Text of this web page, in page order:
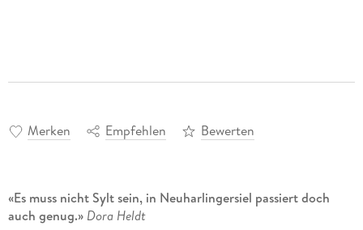
Merken Empfehlen Bewerten
«Es muss nicht Sylt sein, in Neuharlingersiel passiert doch
auch genug.»Dora Heldt